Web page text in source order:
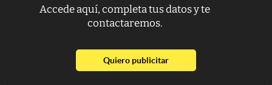
Accede aquí, completa tus datos y te
contactaremos.
Quiero publicitarabre en nueva pestaña